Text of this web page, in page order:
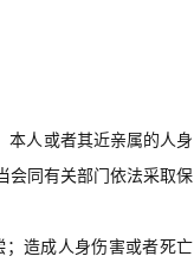
本人或者其近亲属的人身
会同有关部门依法采取保
造成人身伤害或者死亡